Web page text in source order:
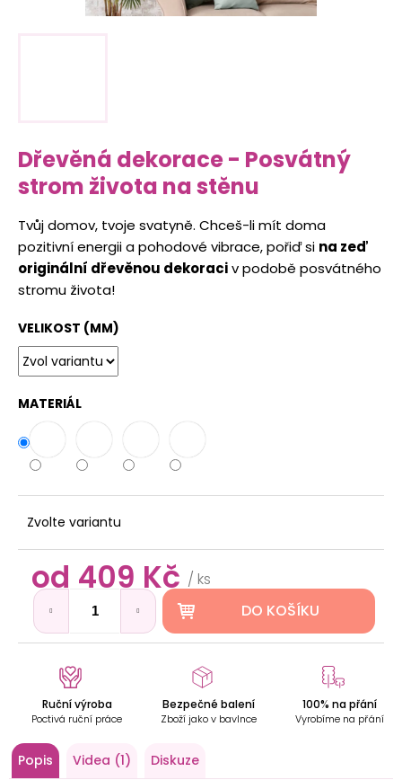
Dřevěná dekorace - Posvátný
strom života na stěnu
Tvůj domov, tvoje svatyně. Chceš-li mít doma
pozitivní energii a pohodové vibrace, pořiď si na zeď
originální dřevěnou dekoraciv podobě posvátného
stromu života!
VELIKOST (MM)
MATERIÁL
Zvolte variantu
od 409 Kč / ks
DO KOŠÍKU
Ruční výroba
Poctivá ruční práce
Bezpečné balení
Zboží jako v bavlnce
100% na přání
Vyrobíme na přání
Popis Videa (1) Diskuze
j
í
!
D
p
u
č
m
JEDINEČNÝ
DŘEVĚNÝ
STROM
ŽIVOTA
ZEĎ
419